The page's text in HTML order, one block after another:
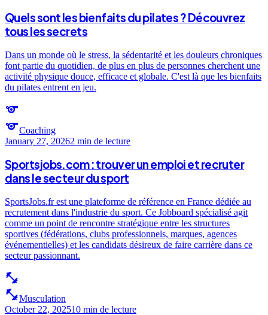
Quels sont les bienfaits du pilates ? Découvrez
tous les secrets
Dans un monde où le stress, la sédentarité et les douleurs chroniques
font partie du quotidien, de plus en plus de personnes cherchent une
activité physique douce, efficace et globale. C'est là que les bienfaits
du pilates entrent en jeu.
sports
sportsCoaching
January 27, 20262 min de lecture
Sportsjobs.com : trouver un emploi et recruter
dans le secteur du sport
SportsJobs.fr est une plateforme de référence en France dédiée au
recrutement dans l'industrie du sport. Ce Jobboard spécialisé agit
comme un point de rencontre stratégique entre les structures
sportives (fédérations, clubs professionnels, marques, agences
événementielles) et les candidats désireux de faire carrière dans ce
secteur passionnant.
fitness_center
fitness_centerMusculation
October 22, 202510 min de lecture